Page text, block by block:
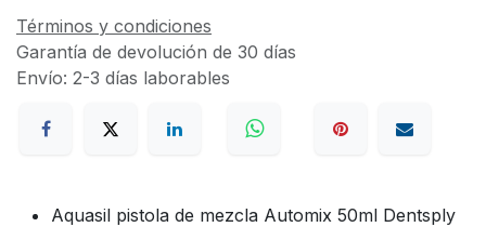
Términos y condiciones
Garantía de devolución de 30 días
Envío: 2-3 días laborables
Aquasil pistola de mezcla Automix 50ml Dentsply